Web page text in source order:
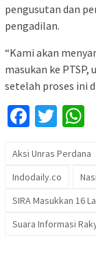
pengusutan dan
pengadilan.
“Kami akan
masukan ke
setelah proses ini
Aksi Unras Perdana
Indodaily.co
SIRA Masukkan 16
Suara Informasi